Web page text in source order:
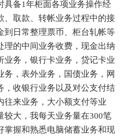
具备1年柜面各项业务操作经
、取款、转帐业务过程中的接
到日常整理票币、柜台轧帐等
理的中间业务收费，现金出纳
业务，银行卡业务，贷记卡业
，表外业务，国债业务，网
，收银行业务以及对公支付结
往来业务，大小额支付等业
较大，我每天业务量在300笔
掌握和熟悉电脑储蓄业务和现